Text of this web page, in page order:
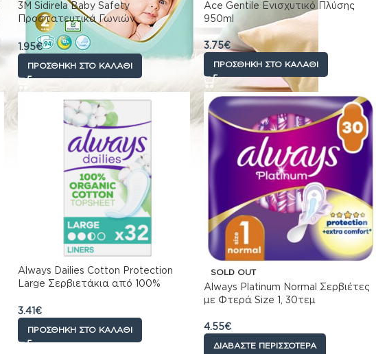
3M Sidirela Baby Safety
Προστατευτικά Γωνιών
(Διάφανο) 4τμχ
1.95€
ΠΡΟΣΘΉΚΗ ΣΤΟ ΚΑΛΆΘΙ
Ace Gentile Ενισχυτικό Πλύσης
950ml
3.75€
ΠΡΟΣΘΉΚΗ ΣΤΟ ΚΑΛΆΘΙ
Always Dailies Cotton Protection
Large Σερβιετάκια από 100%
3.41€
ΠΡΟΣΘΉΚΗ ΣΤΟ ΚΑΛΆΘΙ
SOLD OUT
Always Platinum Normal Σερβιέτες
με Φτερά Size 1, 30τεμ
4.55€
ΔΙΑΒΆΣΤΕ ΠΕΡΙΣΣΌΤΕΡΑ